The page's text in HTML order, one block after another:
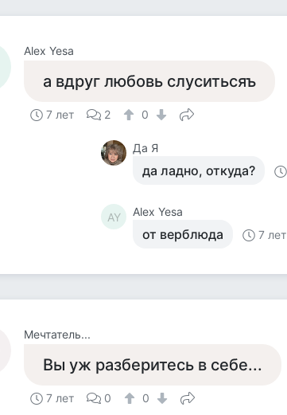
Alex Yesa
а вдруг любовь слуситьсяъ
7 лет 2 0
Да Я
да ладно, откуда?
AY Alex Yesa
от верблюда 7 лет
Мечтатель...
Вы уж разберитесь в себе...
7 лет 0 0